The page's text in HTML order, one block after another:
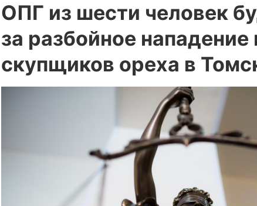
ОПГ из шести человек
за разбойное нападение
скупщиков ореха в